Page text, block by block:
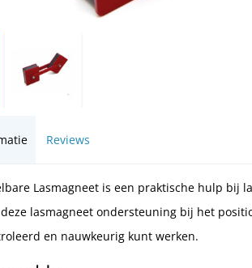
Reviews
Lasmagneet is een praktische hulp bij
lasmagneet ondersteuning bij het
en nauwkeurig kunt werken.